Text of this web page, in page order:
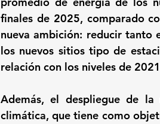
finales de 2025, comparado
nueva ambición: reducir tanto
los nuevos sitios tipo de
relación con los niveles de
Además, el despliegue de
climática, que tiene como